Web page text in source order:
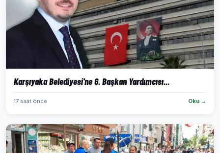
Karşıyaka Belediyesi'ne 6. Başkan Yardımcısı...
17 saat önce Oku →